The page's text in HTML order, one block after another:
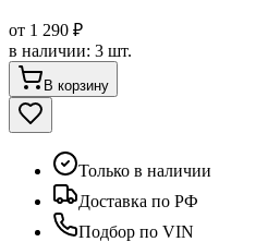
от 1 290 ₽
в наличии: 3 шт.
В корзину
Только в наличии
Доставка по РФ
Подбор по VIN